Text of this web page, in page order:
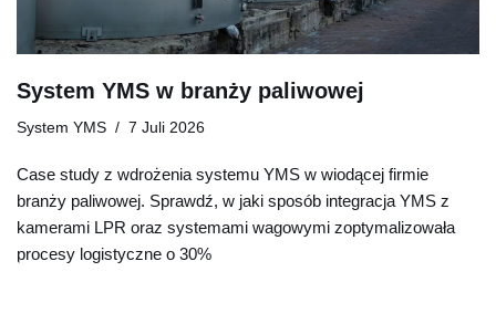
System YMS w branży paliwowej
System YMS 7 Juli 2026
Case study z wdrożenia systemu YMS w wiodącej firmie
branży paliwowej. Sprawdź, w jaki sposób integracja YMS z
kamerami LPR oraz systemami wagowymi zoptymalizowała
procesy logistyczne o 30%